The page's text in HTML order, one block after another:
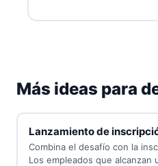
Más ideas para
Lanzamiento de
Combina el desafío con la
Los empleados que alcanzan